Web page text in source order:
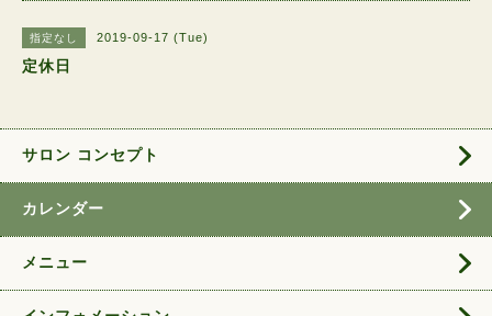
指定なし 2019-09-17 (Tue)
定休日
サロン コンセプト
カレンダー
メニュー